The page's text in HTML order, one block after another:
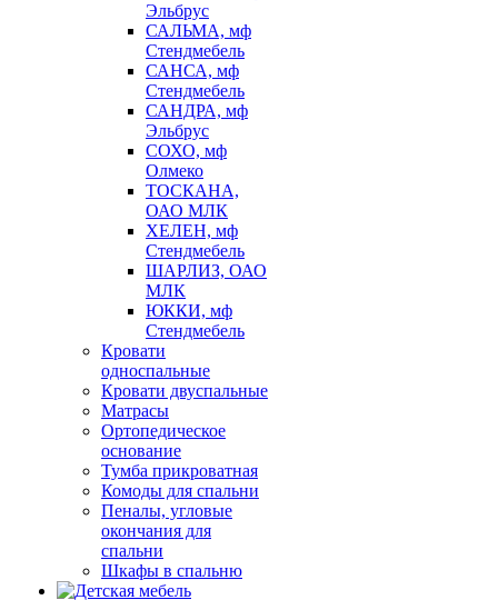
Эльбрус
САЛЬМА, мф
Стендмебель
САНСА, мф
Стендмебель
САНДРА, мф
Эльбрус
СОХО, мф
Олмеко
ТОСКАНА,
ОАО МЛК
ХЕЛЕН, мф
Стендмебель
ШАРЛИЗ, ОАО
МЛК
ЮККИ, мф
Стендмебель
Кровати
односпальные
Кровати двуспальные
Матрасы
Ортопедическое
основание
Тумба прикроватная
Комоды для спальни
Пеналы, угловые
окончания для
спальни
Шкафы в спальню